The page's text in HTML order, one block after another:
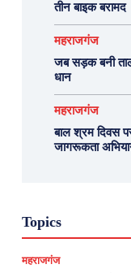
तीन बाइक बरामद
महराजगंज
जब सड़क बनी
धान
महराजगंज
बाल श्रम दिवस
जागरूकता
Topics
महराजगंज